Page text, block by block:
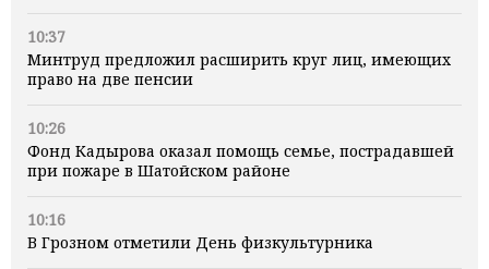
10:37
Минтруд предложил расширить круг лиц, имеющих
право на две пенсии
10:26
Фонд Кадырова оказал помощь семье, пострадавшей
при пожаре в Шатойском районе
10:16
В Грозном отметили День физкультурника